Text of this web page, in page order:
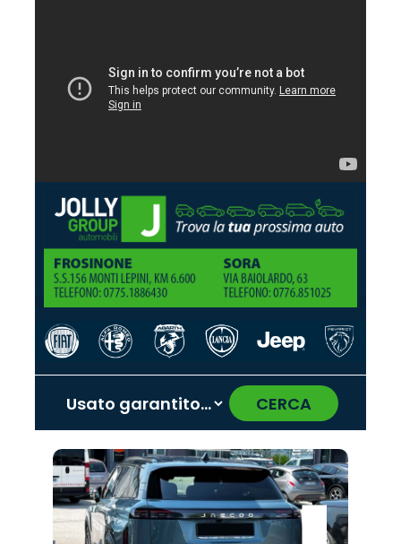
CERCA
Promo
Jaecoo
Promo
Mazda
Promo
Abarth
Promo
Land
Rover
Promo
Alfa
Romeo
Promo
Opel
Promo
Fiat
Promo
Jeep
Promo
Peugeot
Promo
Hyundai
Promo
Lancia
Promo
Cupra
Promo
Citroën
Promo
Omoda
Promo
Seat
‹ ›